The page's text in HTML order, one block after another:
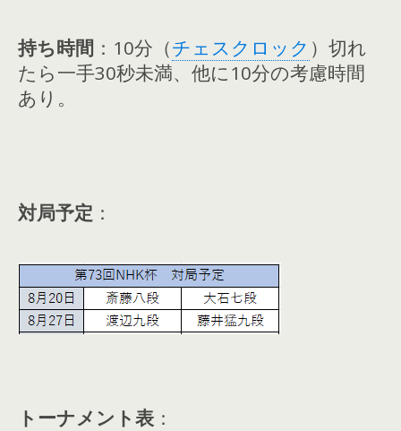
持ち時間 ：10分（チェスクロック ）切れ
たら一手30秒未満、他に10分の考慮時間
あり。
対局予定 ：
トーナメント表 ：